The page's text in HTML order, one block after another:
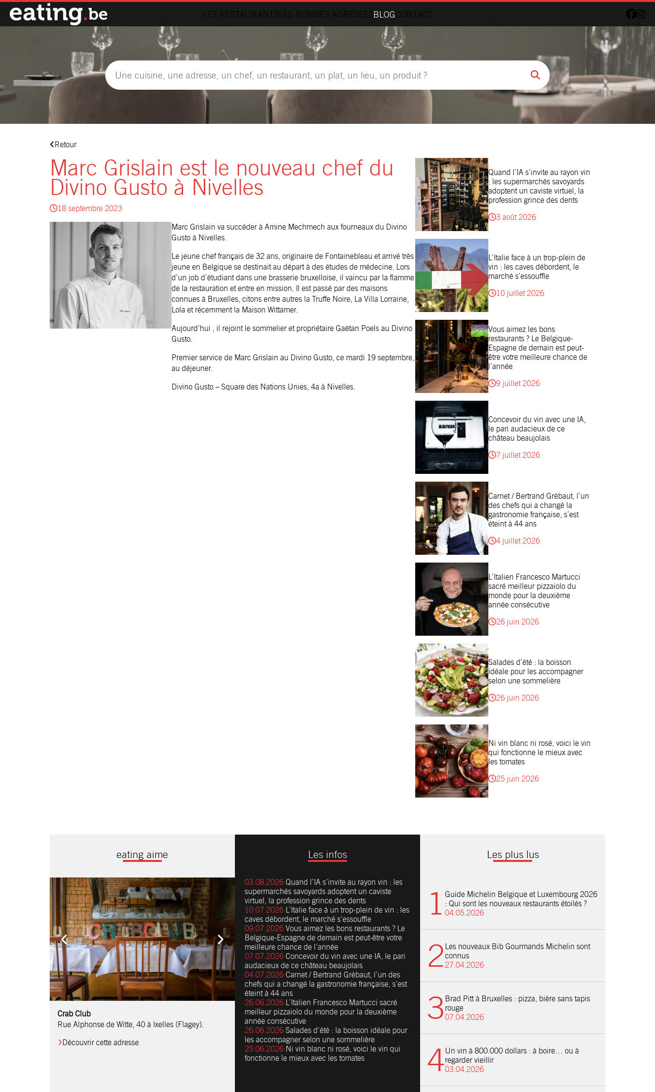
LES RESTAURANTSLES BONNES ADRESSESBLOGCONTACT
Retour
Marc Grislain est le nouveau chef du
Divino Gusto à Nivelles
18 septembre 2023
Marc Grislain va succéder à Amine Mechmech aux fourneaux du Divino
Gusto à Nivelles.
Le jeune chef français de 32 ans, originaire de Fontainebleau et arrivé très
jeune en Belgique se destinait au départ à des études de médecine. Lors
d’un job d’étudiant dans une brasserie bruxelloise, il vaincu par la flamme
de la restauration et entre en mission. Il est passé par des maisons
connues à Bruxelles, citons entre autres la Truffe Noire, La Villa Lorraine,
Lola et récemment la Maison Wittamer.
Aujourd’hui , il rejoint le sommelier et propriétaire Gaëtan Poels au Divino
Gusto.
Premier service de Marc Grislain au Divino Gusto, ce mardi 19 septembre,
au déjeuner.
Divino Gusto – Square des Nations Unies, 4a à Nivelles.
Quand l’IA s’invite au rayon vin
: les supermarchés savoyards
adoptent un caviste virtuel, la
profession grince des dents
3 août 2026
L’Italie face à un trop-plein de
vin : les caves débordent, le
marché s’essouffle
10 juillet 2026
Vous aimez les bons
restaurants ? Le Belgique-
Espagne de demain est peut-
être votre meilleure chance de
l’année
9 juillet 2026
Concevoir du vin avec une IA,
le pari audacieux de ce
château beaujolais
7 juillet 2026
Carnet / Bertrand Grébaut, l’un
des chefs qui a changé la
gastronomie française, s’est
éteint à 44 ans
4 juillet 2026
L’Italien Francesco Martucci
sacré meilleur pizzaiolo du
monde pour la deuxième
année consécutive
26 juin 2026
Salades d’été : la boisson
idéale pour les accompagner
selon une sommelière
26 juin 2026
Ni vin blanc ni rosé, voici le vin
qui fonctionne le mieux avec
les tomates
25 juin 2026
eating aime
Comptoir Chouchou
Crab Club
Rue Alphonse de Witte, 40 à Ixelles (Flagey).
Découvrir cette adresse
OM Restaurant
Table & Comptoir
Le Relais d’Orti
Studio 97
Löctave Restaurant
F-eat Restaurant
L’Art des Mets
Restaurant Harmonie
La Table de Jean
Les infos
03.08.2026 Quand l’IA s’invite au rayon vin : les
supermarchés savoyards adoptent un caviste
virtuel, la profession grince des dents
10.07.2026 L’Italie face à un trop-plein de vin : les
caves débordent, le marché s’essouffle
09.07.2026 Vous aimez les bons restaurants ? Le
Belgique-Espagne de demain est peut-être votre
meilleure chance de l’année
07.07.2026 Concevoir du vin avec une IA, le pari
audacieux de ce château beaujolais
04.07.2026 Carnet / Bertrand Grébaut, l’un des
chefs qui a changé la gastronomie française, s’est
éteint à 44 ans
26.06.2026 L’Italien Francesco Martucci sacré
meilleur pizzaiolo du monde pour la deuxième
année consécutive
26.06.2026 Salades d’été : la boisson idéale pour
les accompagner selon une sommelière
25.06.2026 Ni vin blanc ni rosé, voici le vin qui
fonctionne le mieux avec les tomates
Les plus lus
Guide Michelin Belgique et Luxembourg 2026
: Qui sont les nouveaux restaurants étoilés ?
04.05.2026
Les nouveaux Bib Gourmands Michelin sont
connus
27.04.2026
Brad Pitt à Bruxelles : pizza, bière sans tapis
rouge
07.04.2026
Un vin à 800.000 dollars : à boire… ou à
regarder vieillir
03.04.2026